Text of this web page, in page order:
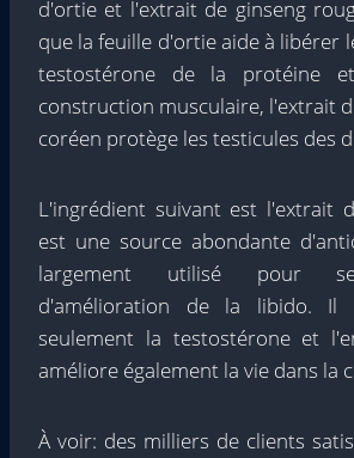
d'ortie et l'extrait de ginseng
que la feuille d'ortie aide à libérer
testostérone de la protéine
construction musculaire, l'extrait
coréen protège les testicules des
L'ingrédient suivant est l'extrait
est une source abondante
largement utilisé pour
d'amélioration de la libido. Il
seulement la testostérone et
améliore également la vie dans la
À voir: des milliers de clients